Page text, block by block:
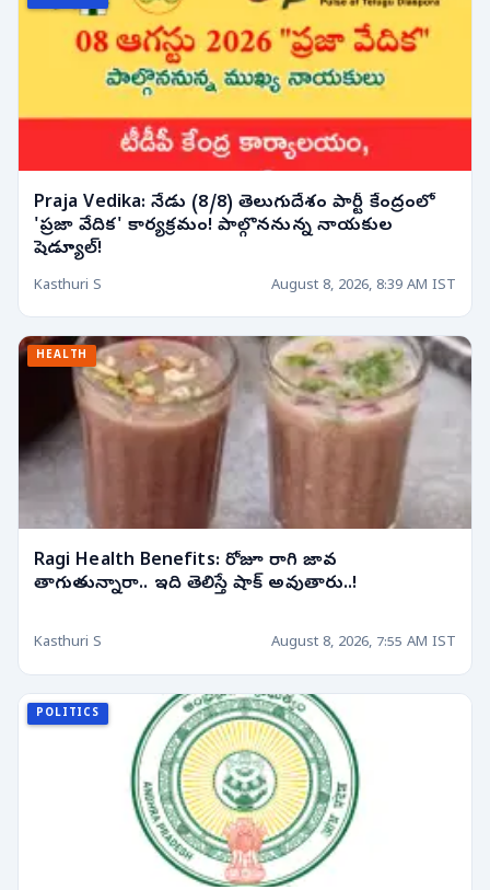
Praja Vedika: నేడు (8/8) తెలుగుదేశం పార్టీ కేంద్రంలో
'ప్రజా వేదిక' కార్యక్రమం! పాల్గొననున్న నాయకుల
షెడ్యూల్!
Kasthuri S August 8, 2026, 8:39 AM IST
HEALTH
Ragi Health Benefits: రోజూ రాగి జావ
తాగుతున్నారా.. ఇది తెలిస్తే షాక్ అవుతారు..!
Kasthuri S August 8, 2026, 7:55 AM IST
POLITICS